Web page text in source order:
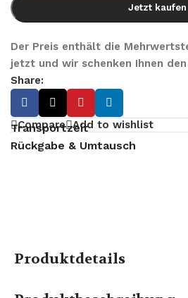
Jetzt kaufen
Der Preis enthält die
jetzt und wir schenken Ihnen
Share:
Compare Add to wishlist
Transportzeit
Rückgabe & Umtausch
Produktdetails